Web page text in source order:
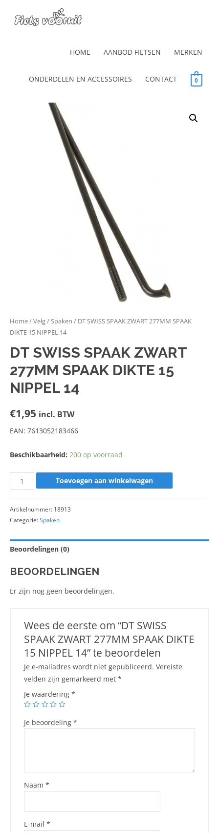
HOME AANBOD FIETSEN MERKEN
ONDERDELEN EN ACCESSOIRES CONTACT 0
Home/Velg/Spaken / DT SWISS SPAAK ZWART 277MM SPAAK
DIKTE 15 NIPPEL 14
DT SWISS SPAAK ZWART
277MM SPAAK DIKTE 15
NIPPEL 14
€1,95 incl. BTW
EAN: 7613052183466
Beschikbaarheid: 200 op voorraad
Toevoegen aan winkelwagen
Artikelnummer: 18913
Categorie:Spaken
Beoordelingen (0)
BEOORDELINGEN
Er zijn nog geen beoordelingen.
Wees de eerste om “DT SWISS
SPAAK ZWART 277MM SPAAK DIKTE
15 NIPPEL 14” te beoordelen
Je e-mailadres wordt niet gepubliceerd. Vereiste
velden zijn gemarkeerd met*
Je waardering*
Je beoordeling*
Naam*
E-mail*